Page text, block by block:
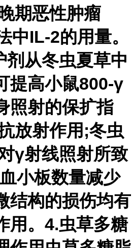
期恶性肿瘤
中IL-2的用量。
剂从冬虫夏草中
提高小鼠800-γ
照射的保扩指
放射作用;冬虫
γ射线照射所致
小板数量减少
结构的损伤均有
用。4.虫草多糖